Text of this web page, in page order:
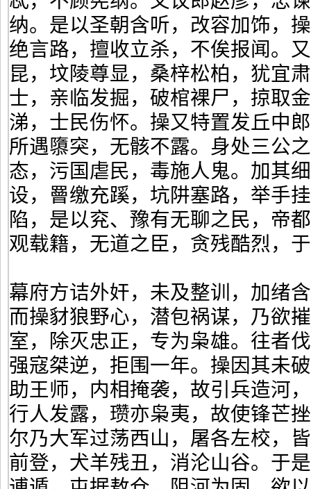
纳。是以圣朝含听，改容加饰，
绝言路，擅收立杀，不俟报闻。
昆，坟陵尊显，桑梓松柏，犹宜
士，亲临发掘，破棺裸尸，掠取
涕，士民伤怀。操又特置发丘中
所遇隳突，无骸不露。身处三公
态，污国虐民，毒施人鬼。加其
设，罾缴充蹊，坑阱塞路，举手
陷，是以兖、豫有无聊之民，帝
观载籍，无道之臣，贪残酷烈，
幕府方诘外奸，未及整训，加绪
而操豺狼野心，潜包祸谋，乃欲
室，除灭忠正，专为枭雄。往者
强寇桀逆，拒围一年。操因其未
助王师，内相掩袭，故引兵造河
行人发露，瓒亦枭夷，故使锋芒
尔乃大军过荡西山，屠各左校，
前登，犬羊残丑，消沦山谷。于